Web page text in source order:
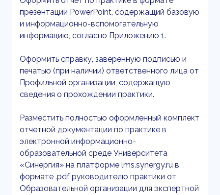
презентации PowerPoint, содержащий базовую
и информационно-вспомогательную
информацию, согласно Приложению 1.
Оформить справку, заверенную подписью и
печатью (при наличии) ответственного лица от
Профильной организации, содержащую
сведения о прохождении практики.
Разместить полностью оформленный комплект
отчетной документации по практике в
электронной информационно-
образовательной среде Университета
«Синергия» на платформе lms.synergy.ru в
формате .pdf руководителю практики от
Образовательной организации для экспертной